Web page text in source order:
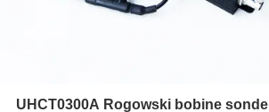
UHCT0300A Rogowski bobine sonde